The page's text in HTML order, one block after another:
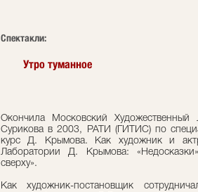
Cпектакли:
Утро туманное
Окончила Московский
Сурикова в 2003, РАТИ (ГИТИС) по
курс Д. Крымова. Как художник и
Лаборатории Д. Крымова:
сверху».
Как художник-постановщик